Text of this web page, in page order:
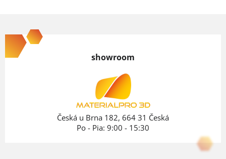
á
p
showroom
Česká u Brna 182, 664 31 Česká
Po - Pia: 9:00 - 15:30